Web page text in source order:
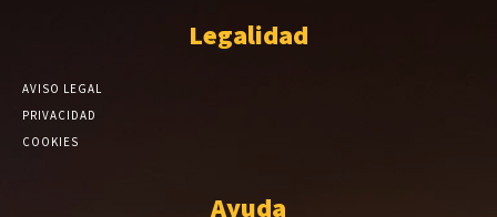
Legalidad
AVISO LEGAL
PRIVACIDAD
COOKIES
Ayuda